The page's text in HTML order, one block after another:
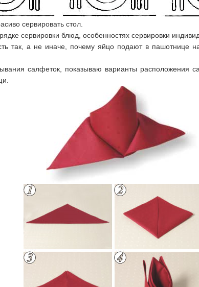
сервировать стол.
сервировки блюд, особенностях сервировки
так, а не иначе, почему яйцо подают в пашотнице
салфеток, показываю варианты расположения